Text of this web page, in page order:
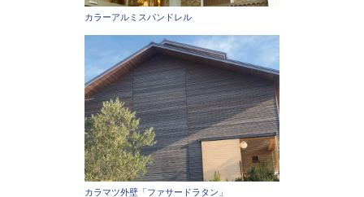
カラーアルミスパンドレル
カラマツ外壁「ファサードラタン」